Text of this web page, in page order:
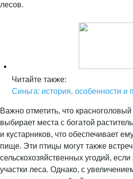
лесов.
Читайте также:
Синьга: история, особенности и
Важно отметить, что
выбирает места с богатой
и кустарников, что обеспечивает
пище. Эти птицы могут также
сельскохозяйственных угодий,
участки леса. Однако, с